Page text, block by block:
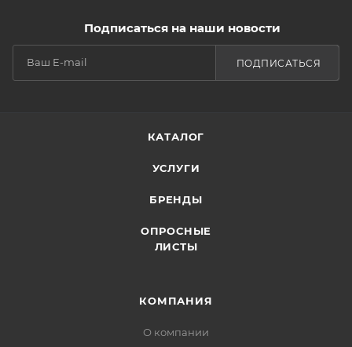
Подписаться на наши новости
ПОДПИСАТЬСЯ
КАТАЛОГ
УСЛУГИ
БРЕНДЫ
ОПРОСНЫЕ
ЛИСТЫ
КОМПАНИЯ
О компании